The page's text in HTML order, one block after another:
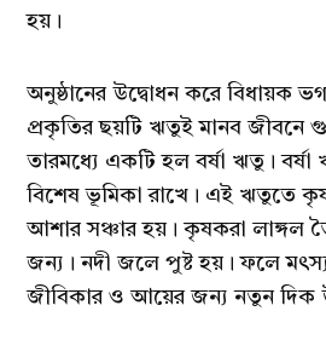
হয়।
অনুষ্ঠানের উদ্বোধন করে বিধায়ক
প্রকৃতির ছয়টি ঋতুই মানব জীবনে
তারমধ্যে একটি হল বর্ষা ঋতু। বর্ষা
বিশেষ ভূমিকা রাখে। এই ঋতুতে
আশার সঞ্চার হয়। কৃষকরা লাঙ্গল
জন্য। নদী জলে পুষ্ট হয়। ফলে
জীবিকার ও আয়ের জন্য নতুন দিক